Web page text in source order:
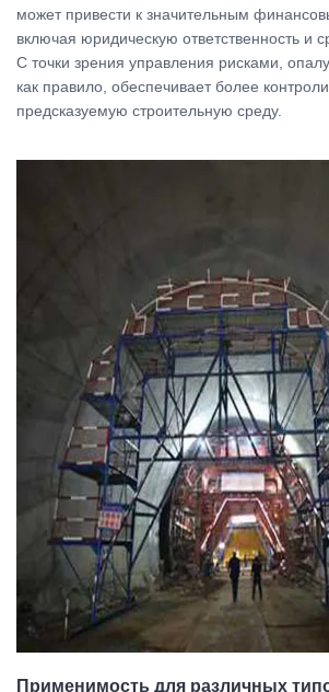
может привести к значительным
включая юридическую ответственность и
С точки зрения управления рисками,
как правило, обеспечивает более
предсказуемую строительную среду.
Применимость для различных